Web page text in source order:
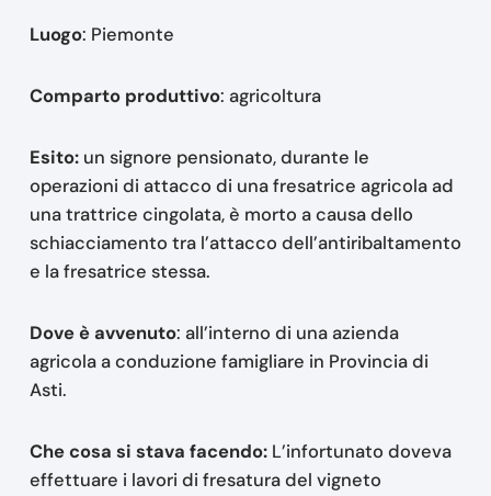
Luogo: Piemonte
Comparto produttivo: agricoltura
Esito:un signore pensionato, durante le
operazioni di attacco di una fresatrice agricola ad
una trattrice cingolata, è morto a causa dello
schiacciamento tra l’attacco dell’antiribaltamento
e la fresatrice stessa.
Dove è avvenuto: all’interno di una azienda
agricola a conduzione famigliare in Provincia di
Asti.
Che cosa si stava facendo: L’infortunato doveva
effettuare i lavori di fresatura del vigneto